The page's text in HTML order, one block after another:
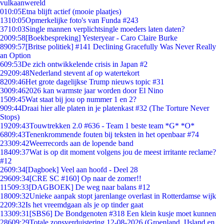
vulkaanwereld
010:05Etna blijft actief (mooie plaatjes)
1310:05Opmerkelijke foto's van Funda #243
3710:03Single mannen verplichtsingle moeders laten daten?
2009:58[Boekbespreking] Yesteryear - Caro Claire Burke
8909:57[Britse politiek] #141 Declining Gracefully Was Never Really
an Option
609:53De zich ontwikkelende crisis in Japan #2
29209:48Nederland stevent af op watertekort
8209:46Het grote dagelijkse Trump nieuws topic #31
3009:462026 kan warmste jaar worden door El Nino
1509:45Wat staat bij jou op nummer 1 en 2?
909:44Draai hier alle platen in je platenkast #32 (The Torture Never
Stops)
19209:43Touwtrekken 2.0 #636 - Team 1 beste team *G* *O*
6809:43Tenenkrommende fouten bij teksten in het openbaar #74
23309:42Weerrecords aan de lopende band
18409:37Wat is op dit moment volgens jou de meest irritante reclame?
#12
2609:34[Dagboek] Veel aan hoofd - Deel 28
29609:34[CRE SC #160] Op naar de zomer!!
11509:33[DAGBOEK] De weg naar balans #12
18009:32Unieke aanpak stopt jarenlange overlast in Rotterdamse wijk
2209:32Is het vreemdgaan als je op tinder gaat
13309:31 [SBS6] De Bondgenoten #318 Een klein kusje moet kunnen
28609:29Totale zonsverduistering 12-08-2026 (Groenland, IJsland en